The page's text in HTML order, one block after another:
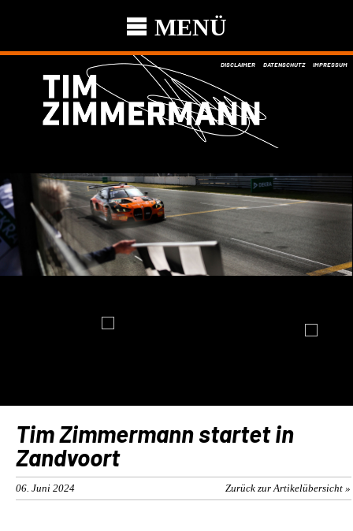
MENÜ
DISCLAIMER DATENSCHUTZ IMPRESSUM
Tim Zimmermann startet in
Zandvoort
06. Juni 2024 Zurück zur Artikelübersicht »